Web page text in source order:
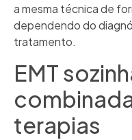
a mesma técnica de
dependendo do
tratamento.
EMT
terapias